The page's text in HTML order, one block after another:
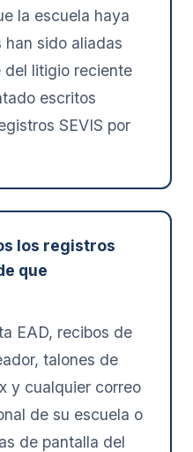
la escuela haya
han sido aliadas
del litigio reciente
escritos
SEVIS por
los registros
que
EAD, recibos de
talones de
y cualquier correo
de su escuela o
de pantalla del